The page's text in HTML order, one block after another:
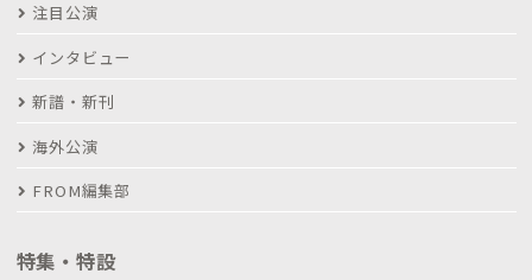
注目公演
インタビュー
新譜・新刊
海外公演
FROM編集部
特集・特設